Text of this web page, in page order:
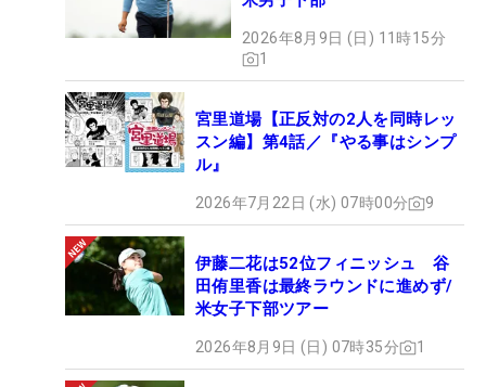
2026年8月9日 (日) 11時15分
1
宮里道場【正反対の2人を同時レッ
スン編】第4話／『やる事はシンプ
ル』
2026年7月22日 (水) 07時00分 9
伊藤二花は52位フィニッシュ 谷
田侑里香は最終ラウンドに進めず/
米女子下部ツアー
2026年8月9日 (日) 07時35分 1